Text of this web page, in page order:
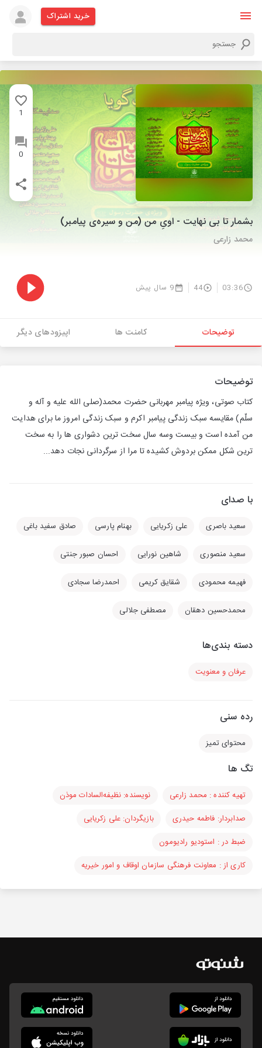
خرید اشتراک
1
0
بشمار تا بی نهایت - اویِ من (من و سیره‌ی پیامبر)
محمد زارعی
03:36
44 9 سال پیش
توضیحات کامنت ها اپیزودهای دیگر
توضیحات
کتاب صوتی، ویژه پیامبر مهربانی حضرت محمد(صلی الله علیه و آله و
سلّم) مقایسه سبک زندگی پیامبر اکرم و سبک زندگی امروز ما برای هدایت
من آمده است و بیست وسه سال سخت ترین دشواری ها را به سخت
ترین شکل ممکن بردوش کشیده تا مرا از سرگردانی نجات دهد...
با صدای
سعید باصری علی زکریایی بهنام پارسی صادق سفید باغی
سعید منصوری شاهین نورایی احسان صبور جنتی
فهیمه محمودی شقایق کریمی احمدرضا سجادی
محمدحسین دهقان مصطفی جلالی
دسته بندی‌ها
عرفان و معنویت
رده سنی
محتوای تمیز
تگ ها
تهیه کننده : محمد زارعی
نویسنده: نظیفه‌السادات موذن
صدابردار: فاطمه حیدری
بازیگردان: علی زکریایی
ضبط در : استودیو رادیومون
کاری از : معاونت فرهنگی سازمان اوقاف و امور خیریه